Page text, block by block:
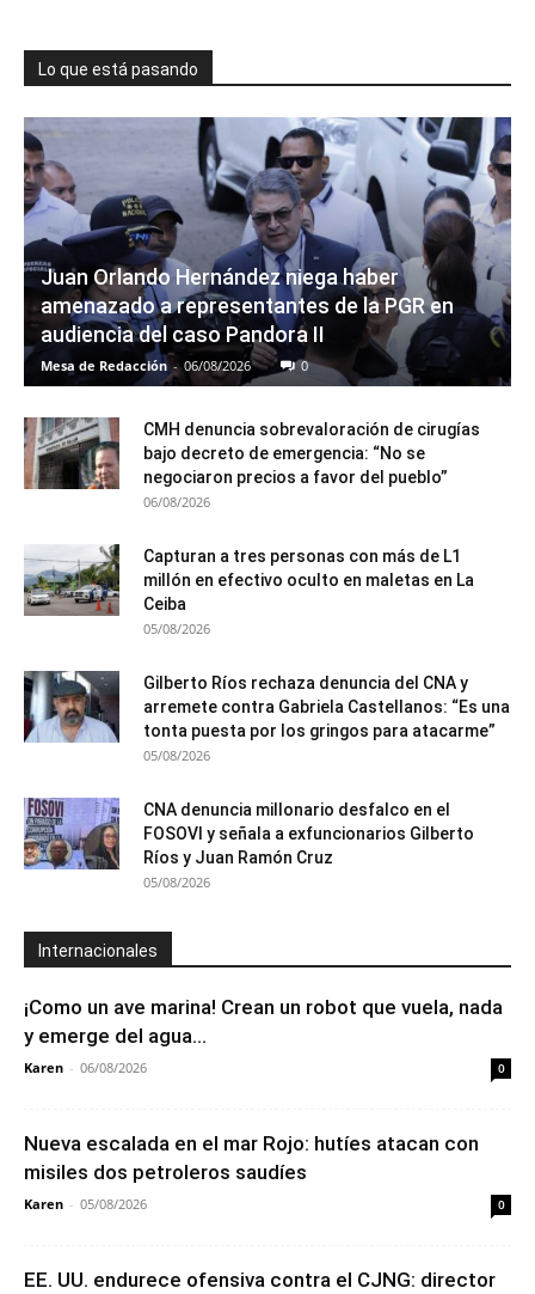
Lo que está pasando
Juan Orlando Hernández niega haber
amenazado a representantes de la PGR en
audiencia del caso Pandora II
Mesa de Redacción - 06/08/2026 0
CMH denuncia sobrevaloración de cirugías
bajo decreto de emergencia: “No se
negociaron precios a favor del pueblo”
06/08/2026
Capturan a tres personas con más de L1
millón en efectivo oculto en maletas en La
Ceiba
05/08/2026
Gilberto Ríos rechaza denuncia del CNA y
arremete contra Gabriela Castellanos: “Es una
tonta puesta por los gringos para atacarme”
05/08/2026
CNA denuncia millonario desfalco en el
FOSOVI y señala a exfuncionarios Gilberto
Ríos y Juan Ramón Cruz
05/08/2026
Internacionales
¡Como un ave marina! Crean un robot que vuela, nada
y emerge del agua...
Karen - 06/08/2026 0
Nueva escalada en el mar Rojo: hutíes atacan con
misiles dos petroleros saudíes
Karen - 05/08/2026 0
EE. UU. endurece ofensiva contra el CJNG: director